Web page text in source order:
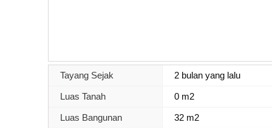
Tayang Sejak 2 bulan yang lalu
Luas Tanah 0 m2
Luas Bangunan 32 m2